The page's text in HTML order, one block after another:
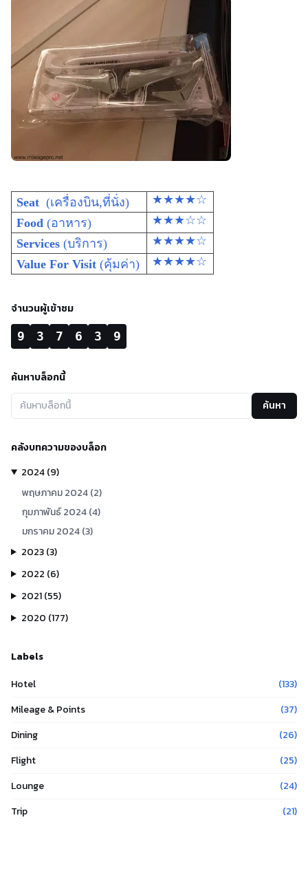
Seat (เครื่องบิน,ที่นั่ง)
★★★★☆
Food (อาหาร)
★★★☆☆
Services (บริการ)
★★★★☆
Value For Visit (คุ้มค่า) ★★★★☆
จำนวนผู้เข้าชม
9
3 7 6 3 9
ค้นหาบล็อกนี้
ค้นหา
คลังบทความของบล็อก
2024(9)
พฤษภาคม2024(2)
กุมภาพันธ์2024(4)
มกราคม2024(3)
2023(3)
2022 (6)
2021(55)
2020 (177)
Labels
Hotel
(133)
Mileage & Points
(37)
Dining
(26)
Flight
(25)
Lounge
(24)
Trip
(21)